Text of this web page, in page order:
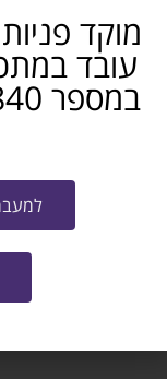
חושבים שאתם
פייסבוק
מוקד
עובד